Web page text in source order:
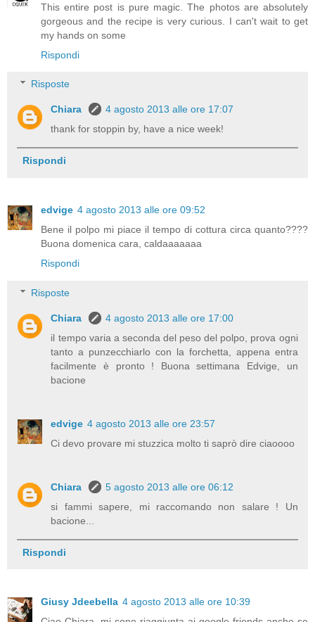
This entire post is pure magic. The photos are absolutely
gorgeous and the recipe is very curious. I can't wait to get
my hands on some
Rispondi
Risposte
Chiara
4 agosto 2013 alle ore 17:07
thank for stoppin by, have a nice week!
Rispondi
edvige 4 agosto 2013 alle ore 09:52
Bene il polpo mi piace il tempo di cottura circa quanto????
Buona domenica cara, caldaaaaaaa
Rispondi
Risposte
Chiara
4 agosto 2013 alle ore 17:00
il tempo varia a seconda del peso del polpo, prova ogni
tanto a punzecchiarlo con la forchetta, appena entra
facilmente è pronto ! Buona settimana Edvige, un
bacione
edvige 4 agosto 2013 alle ore 23:57
Ci devo provare mi stuzzica molto ti saprò dire ciaoooo
Chiara
5 agosto 2013 alle ore 06:12
si fammi sapere, mi raccomando non salare ! Un
bacione...
Rispondi
Giusy Jdeebella 4 agosto 2013 alle ore 10:39